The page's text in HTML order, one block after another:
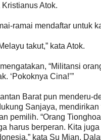
Atok.
ramai mendaftar untuk
takut,” kata Atok.
“Militansi
‘Pokoknya Cina!’”
Barat pun menderu-
Sanjaya, mendirikan
pemilih. “Orang
harus berperan. Kita juga
kata Su Mian.